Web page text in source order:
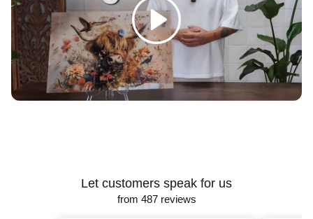
Let customers speak for us
from 487 reviews